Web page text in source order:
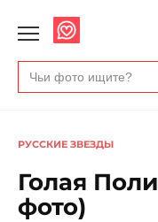
Search
for:
РУССКИЕ ЗВЕЗДЫ
Голая
фото)